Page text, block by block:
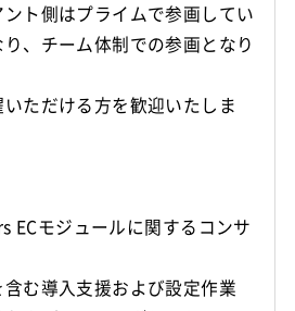
ト側はプライムで参画してい
、チーム体制での参画となり
ただける方を歓迎いたしま
ECモジュールに関するコンサ
む導入支援および設定作業